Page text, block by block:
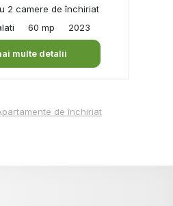
2 camere de închiriat
60 mp 2023
multe detalii
de închiriat